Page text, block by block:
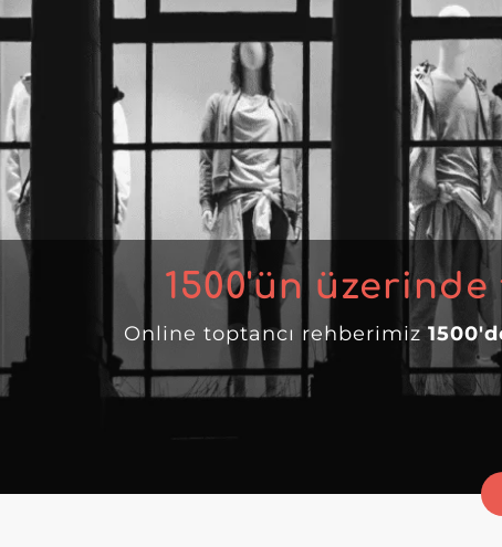
1500'ün üzerinde
Online toptancı rehberimiz